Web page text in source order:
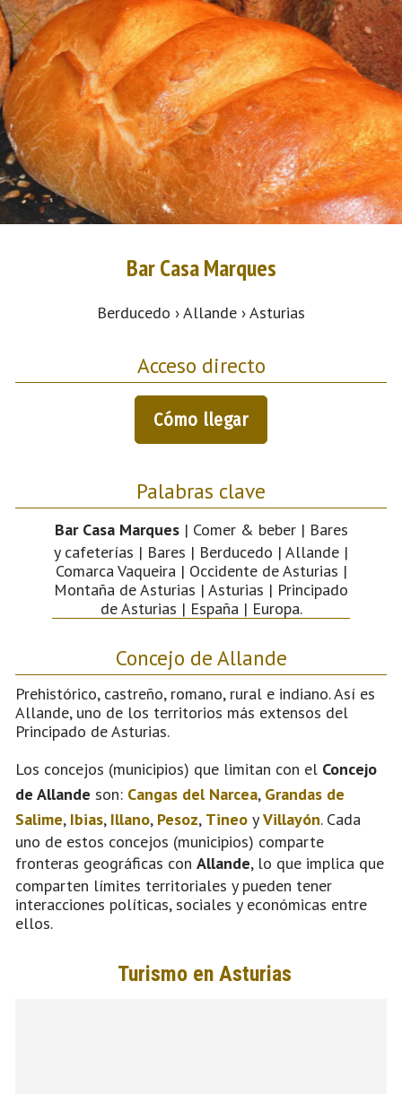
Bar Casa Marques
Berducedo › Allande › Asturias
Acceso directo
Cómo llegar
Palabras clave
Bar Casa Marques| Comer & beber | Bares
y cafeterías | Bares | Berducedo | Allande |
Comarca Vaqueira | Occidente de Asturias |
Montaña de Asturias | Asturias | Principado
de Asturias | España | Europa.
Concejo de Allande
Prehistórico, castreño, romano, rural e indiano. Así es
Allande, uno de los territorios más extensos del
Principado de Asturias.
Los concejos (municipios) que limitan con el Concejo
de Allande son: Cangas del Narcea, Grandas de
Salime, Ibias, Illano, Pesoz, Tineo yVillayón. Cada
uno de estos concejos (municipios) comparte
fronteras geográficas con Allande, lo que implica que
comparten límites territoriales y pueden tener
interacciones políticas, sociales y económicas entre
ellos.